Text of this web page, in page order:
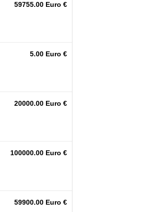
59755.00 Euro €
5.00 Euro €
20000.00 Euro €
100000.00 Euro €
59900.00 Euro €